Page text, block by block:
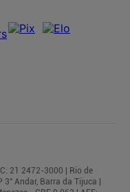
21 2472-3000 | Rio de
Andar, Barra da Tijuca |